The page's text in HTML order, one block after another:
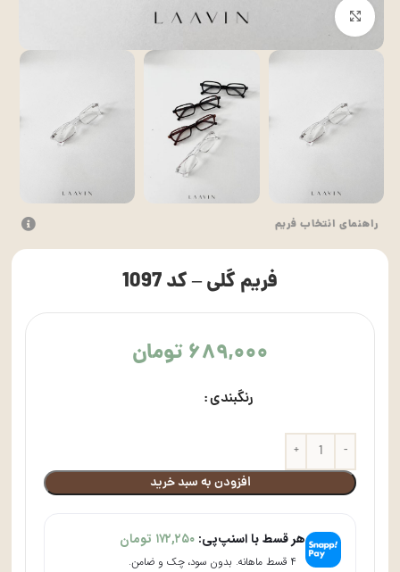
بزرگنمایی تصویر
راهنمای انتخاب فریم
فریم گلی – کد 1097
۶۸۹,۰۰۰تومان
رنگبندی
افزودن به سبد خرید
هر قسط با اسنپ‌پی: ۱۷۲,۲۵۰ تومان
۴ قسط ماهانه. بدون سود، چک و ضامن.